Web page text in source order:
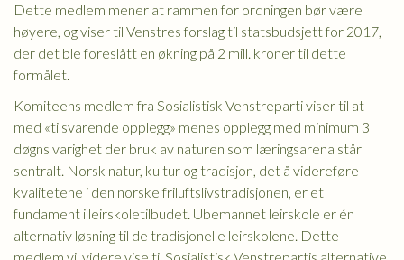
Dette medlem mener at rammen for ordningen bør være
høyere, og viser til Venstres forslag til statsbudsjett for 2017,
der det ble foreslått en økning på 2 mill. kroner til dette
formålet.
Komiteens medlem fra Sosialistisk Venstreparti viser til at
med «tilsvarende opplegg» menes opplegg med minimum 3
døgns varighet der bruk av naturen som læringsarena står
sentralt. Norsk natur, kultur og tradisjon, det å videreføre
kvalitetene i den norske friluftslivstradisjonen, er et
fundament i leirskoletilbudet. Ubemannet leirskole er én
alternativ løsning til de tradisjonelle leirskolene. Dette